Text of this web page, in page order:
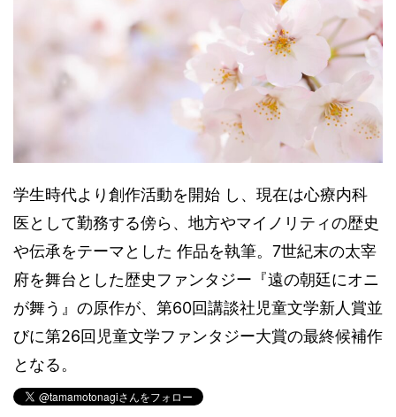
学生時代より創作活動を開始 し、現在は心療内科
医として勤務する傍ら、地方やマイノリティの歴史
や伝承をテーマとした 作品を執筆。7世紀末の太宰
府を舞台とした歴史ファンタジー『遠の朝廷にオニ
が舞う』の原作が、第60回講談社児童文学新人賞並
びに第26回児童文学ファンタジー大賞の最終候補作
となる。